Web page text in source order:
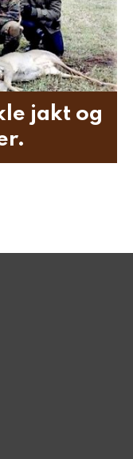
jakt og